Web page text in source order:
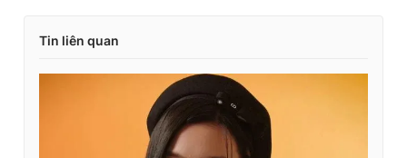
Tin liên quan